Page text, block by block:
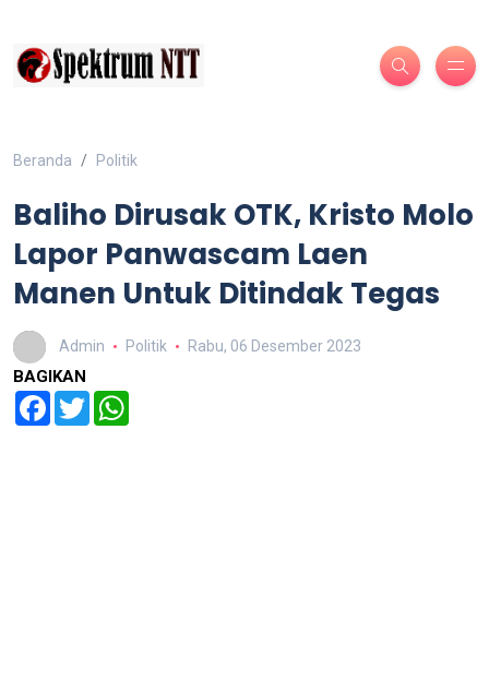
Beranda Politik
Baliho Dirusak OTK, Kristo Molo
Lapor Panwascam Laen
Manen Untuk Ditindak Tegas
Admin Politik Rabu, 06 Desember 2023
BAGIKAN
Facebook
Twitter